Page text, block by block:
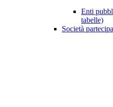
Enti
tabelle)
Società